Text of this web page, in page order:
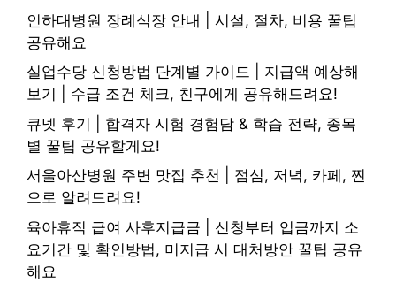
인하대병원 장례식장 안내 | 시설, 절차, 비용 꿀팁
공유해요
실업수당 신청방법 단계별 가이드 | 지급액 예상해
보기 | 수급 조건 체크, 친구에게 공유해드려요!
큐넷 후기 | 합격자 시험 경험담 & 학습 전략, 종목
별 꿀팁 공유할게요!
서울아산병원 주변 맛집 추천 | 점심, 저녁, 카페, 찐
으로 알려드려요!
육아휴직 급여 사후지급금 | 신청부터 입금까지 소
요기간 및 확인방법, 미지급 시 대처방안 꿀팁 공유
해요